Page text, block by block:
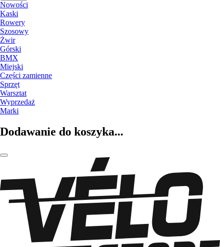
Nowości
Kaski
Rowery
Szosowy
Żwir
Górski
BMX
Miejski
Części zamienne
Sprzęt
Warsztat
Wyprzedaż
Marki
Dodawanie do koszyka...